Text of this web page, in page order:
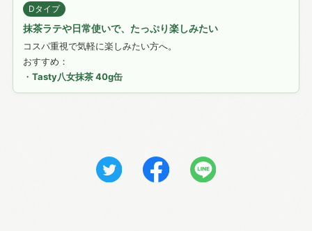
Dタイプ
抹茶ラテや日常使いで、たっぷり楽しみたい
コスパ重視で気軽に楽しみたい方へ。
おすすめ：
・ Tasty八女抹茶 40g缶